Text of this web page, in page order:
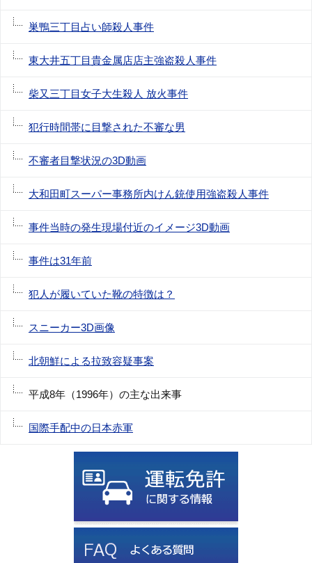
巣鴨三丁目占い師殺人事件
東大井五丁目貴金属店店主強盗殺人事件
柴又三丁目女子大生殺人 放火事件
犯行時間帯に目撃された不審な男
不審者目撃状況の3D動画
大和田町スーパー事務所内けん銃使用強盗殺人事件
事件当時の発生現場付近のイメージ3D動画
事件は31年前
犯人が履いていた靴の特徴は？
スニーカー3D画像
北朝鮮による拉致容疑事案
平成8年（1996年）の主な出来事
国際手配中の日本赤軍